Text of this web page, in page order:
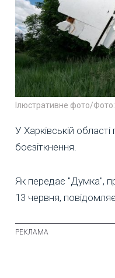
Ілюстративне фото/
У Харківській
боєзіткнення.
Як передає "Думка",
13 червня,